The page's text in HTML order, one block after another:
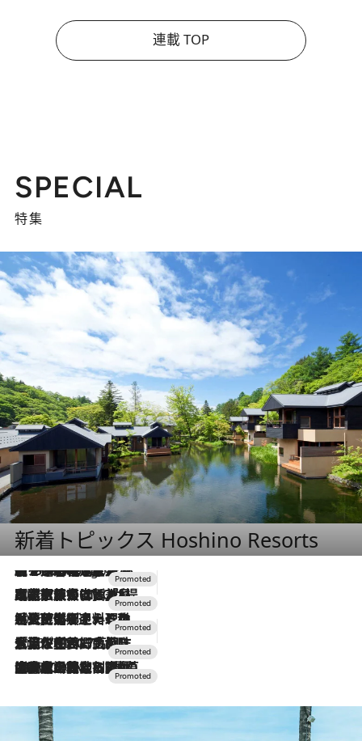
連載 TOP
SPECIAL
特集
新着トピックス Hoshino Resorts
3 Hours Ago
【トンボの足水浴】ヒノキの香りに包まれて涼感マックス！約13℃の湧水かけ流しを避暑地「星野温泉 トンボの湯」で体験
2026.7.31
【ホテル帰省】という選択肢をOMOが提案。家族とほどよい距離を保つには「昼は実家、夜は気兼ねなくホテルで！」
2026.7.24
【夏限定ディナーコース】旬を迎える稚鮎や花ズッキーニなどをイタリア・トスカーナの郷土料理の手法で満喫！
2026.7.17
「土佐和ハーブかき氷」がOMO7高知に登場！生姜、山椒、大葉など目にも舌にも涼を呼ぶ郷土の味
2026.7.10
NEW OPEN！【界 草津】名湯の地に誕生。趣の異なる2種の温泉と上州ならではの会席・蕎麦割烹など美食を味わう究極の癒やし旅